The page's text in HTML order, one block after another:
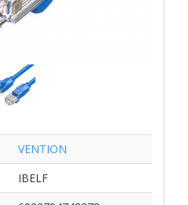
VENTION
IBELF